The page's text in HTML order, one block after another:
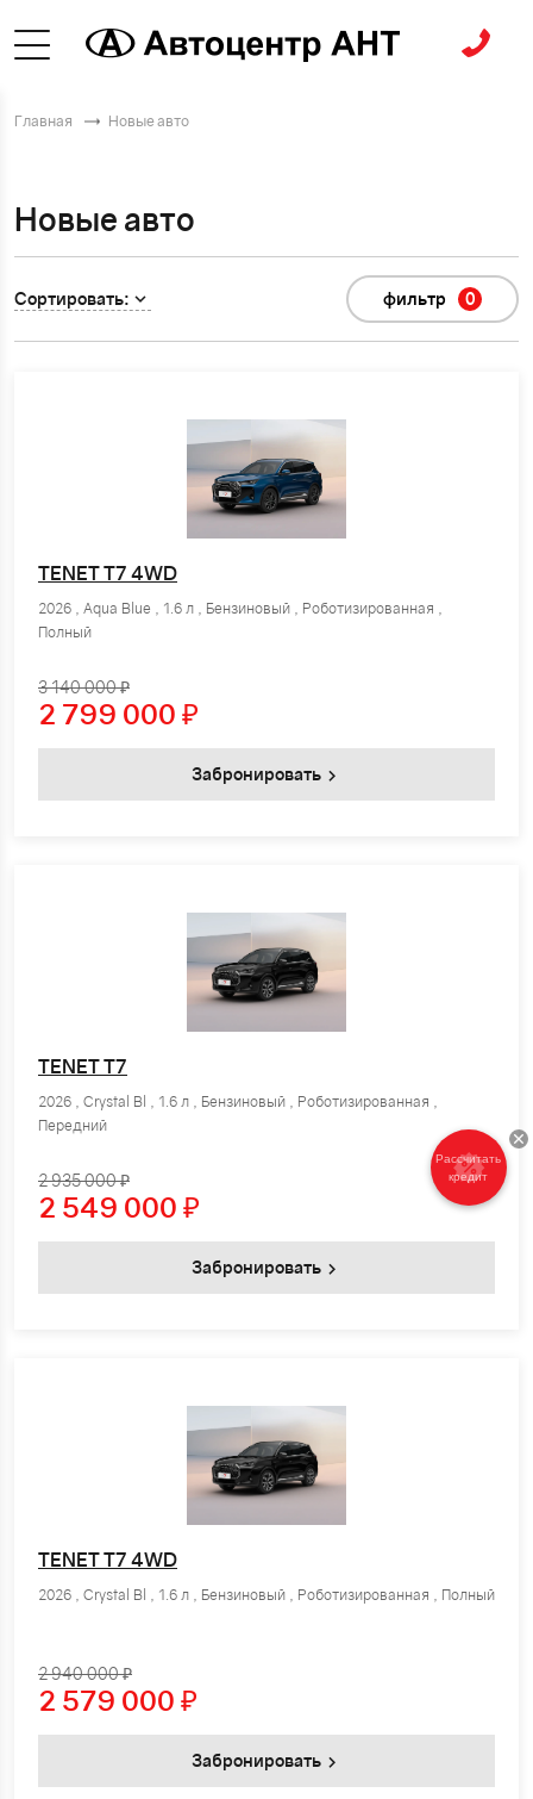
Главная Новые авто
Новые авто
Сортировать: фильтр 0
TENET T7 4WD
2026 , Aqua Blue , 1.6 л , Бензиновый , Роботизированная ,
Полный
3 140 000 ₽
2 799 000 ₽
Забронировать
TENET T7
2026 , Crystal Bl , 1.6 л , Бензиновый , Роботизированная ,
Передний
2 935 000 ₽
2 549 000 ₽
Забронировать
TENET T7 4WD
2026 , Crystal Bl , 1.6 л , Бензиновый , Роботизированная , Полный
2 940 000 ₽
2 579 000 ₽
Забронировать
Рассчитать
кредит